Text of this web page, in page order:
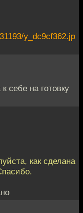
y_dc9cf362.jp
себе на готовку
как сделана